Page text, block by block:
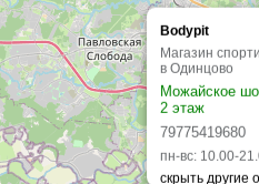
Bodypit
Магазин
в Одинцово
Можайское
2 этаж
79775419680
пн-вс: 10.00-